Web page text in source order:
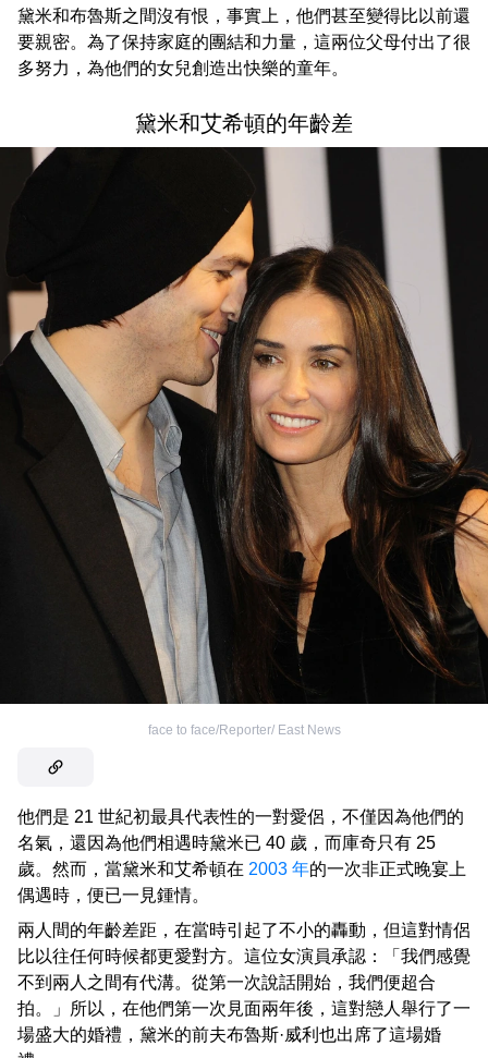
黛米和布魯斯之間沒有恨，事實上，他們甚至變得比以前還
要親密。為了保持家庭的團結和力量，這兩位父母付出了很
多努力，為他們的女兒創造出快樂的童年。
黛米和艾希頓的年齡差
face to face/Reporter/ East News
他們是 21 世紀初最具代表性的一對愛侶，不僅因為他們的
名氣，還因為他們相遇時黛米已 40 歲，而庫奇只有 25
歲。然而，當黛米和艾希頓在 2003 年的一次非正式晚宴上
偶遇時，便已一見鍾情。
兩人間的年齡差距，在當時引起了不小的轟動，但這對情侶
比以往任何時候都更愛對方。這位女演員承認：「我們感覺
不到兩人之間有代溝。從第一次說話開始，我們便超合
拍。」所以，在他們第一次見面兩年後，這對戀人舉行了一
場盛大的婚禮，黛米的前夫布魯斯·威利也出席了這場婚